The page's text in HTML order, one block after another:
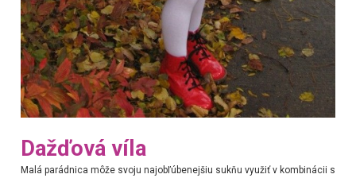
Dažďová víla
Malá parádnica môže svoju najobľúbenejšiu sukňu využiť v kombinácii s